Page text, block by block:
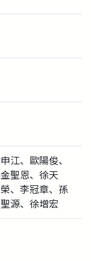
申江、歐陽俊、
金聖恩、徐天
榮、李冠章、孫
聖源、徐增宏